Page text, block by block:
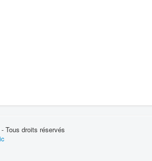
Tous droits réservés